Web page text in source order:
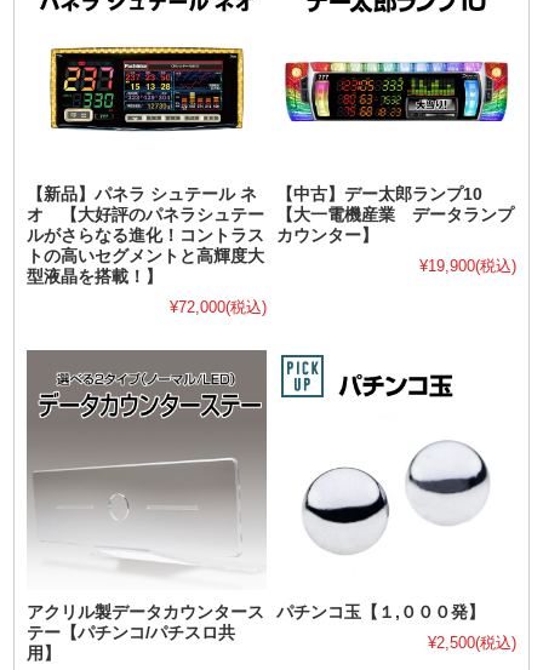
【新品】パネラ シュテール ネ
オ 【大好評のパネラシュテー
ルがさらなる進化！コントラス
トの高いセグメントと高輝度大
型液晶を搭載！】
¥72,000(税込)
【中古】デー太郎ランプ10
【大一電機産業 データランプ
カウンター】
¥19,900(税込)
アクリル製データカウンタース
テー【パチンコ/パチスロ共
用】
パチンコ玉【１,０００発】
¥2,500(税込)